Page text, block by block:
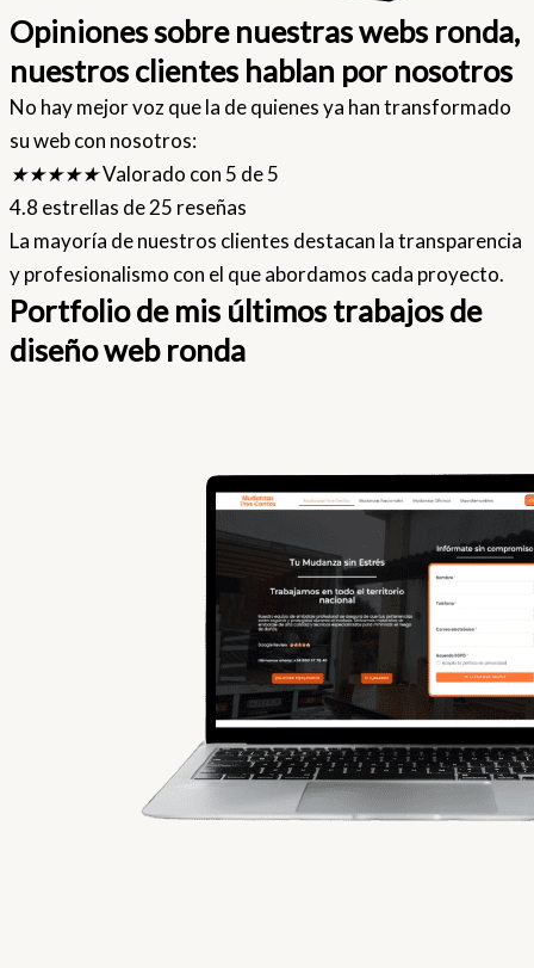
Opiniones sobre nuestras webs ronda,
nuestros clientes hablan por nosotros
No hay mejor voz que la de quienes ya han transformado
su web con nosotros:
★★★★★Valorado con 5 de 5
4.8 estrellas de 25 reseñas
La mayoría de nuestros clientes destacan la transparencia
y profesionalismo con el que abordamos cada proyecto.
Portfolio de mis últimos trabajos de
diseño web ronda